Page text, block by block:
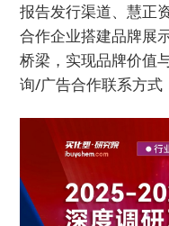
报告发行渠道、慧正
合作企业搭建品牌展
桥梁，实现品牌价值
询/广告合作联系方